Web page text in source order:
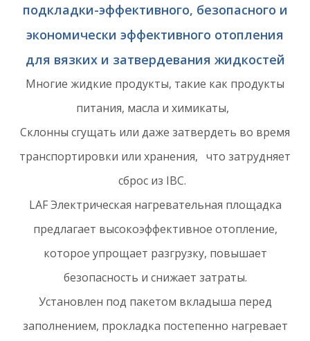
подкладки-эффективного, безопасного и
экономически эффективного отопления
для вязких и затвердевания жидкостей
Многие жидкие продукты, такие как продукты
питания, масла и химикаты,
Склонны сгущать или даже затвердеть во время
транспортировки или хранения, что затрудняет
сброс из IBC.
LAF Электрическая нагревательная площадка
предлагает высокоэффективное отопление,
которое упрощает разгрузку, повышает
безопасность и снижает затраты.
Установлен под пакетом вкладыша перед
заполнением, прокладка постепенно нагревает